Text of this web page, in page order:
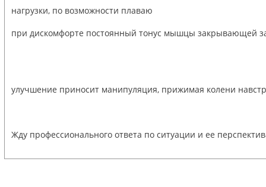
нагрузки, по возможности плаваю
при дискомфорте постоянный тонус мышцы закрывающей
улучшение приносит манипуляция, прижимая колени
Жду профессионального ответа по ситуации и ее